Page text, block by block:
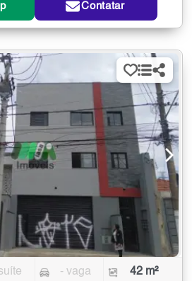
Contatar
- vaga 42 m²